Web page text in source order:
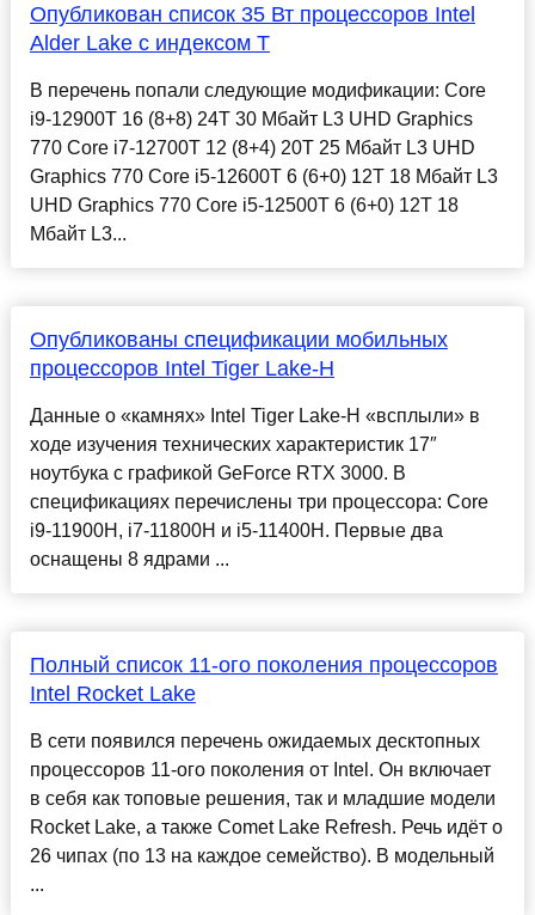
Опубликован список 35 Вт процессоров Intel
Alder Lake с индексом Т
В перечень попали следующие модификации: Core
i9-12900T 16 (8+8) 24T 30 Мбайт L3 UHD Graphics
770 Core i7-12700T 12 (8+4) 20T 25 Мбайт L3 UHD
Graphics 770 Core i5-12600T 6 (6+0) 12T 18 Мбайт L3
UHD Graphics 770 Core i5-12500T 6 (6+0) 12T 18
Мбайт L3...
Опубликованы спецификации мобильных
процессоров Intel Tiger Lake-H
Данные о «камнях» Intel Tiger Lake-H «всплыли» в
ходе изучения технических характеристик 17″
ноутбука с графикой GeForce RTX 3000. В
спецификациях перечислены три процессора: Core
i9-11900H, i7-11800H и i5-11400H. Первые два
оснащены 8 ядрами ...
Полный список 11-ого поколения процессоров
Intel Rocket Lake
В сети появился перечень ожидаемых десктопных
процессоров 11-ого поколения от Intel. Он включает
в себя как топовые решения, так и младшие модели
Rocket Lake, а также Comet Lake Refresh. Речь идёт о
26 чипах (по 13 на каждое семейство). В модельный
...